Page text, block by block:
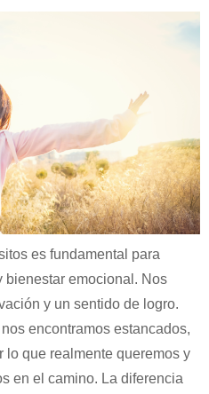
es fundamental para
bienestar emocional. Nos
y un sentido de logro.
encontramos estancados,
lo que realmente queremos y
en el camino. La diferencia